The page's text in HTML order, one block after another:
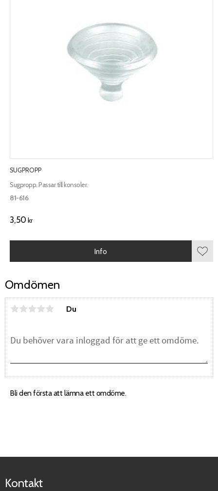
Omdömen
Du
Bli den första att lämna ett omdöme.
SUGPROPP
Sugpropp. Passar till konsoler.
81-616
3,50 kr
Info
Kontakt